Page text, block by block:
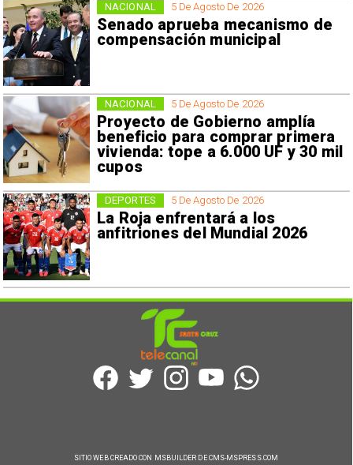
5 De Agosto De 2026
Senado aprueba mecanismo de
compensación municipal
NACIONAL
5 De Agosto De 2026
Proyecto de Gobierno amplía
beneficio para comprar primera
vivienda: tope a 6.000 UF y 30 mil
cupos
NACIONAL
5 De Agosto De 2026
La Roja enfrentará a los
anfitriones del Mundial 2026
DEPORTES
SITIO WEB CREADO CON MSBUILDER DE CMS-MSPRESS.COM